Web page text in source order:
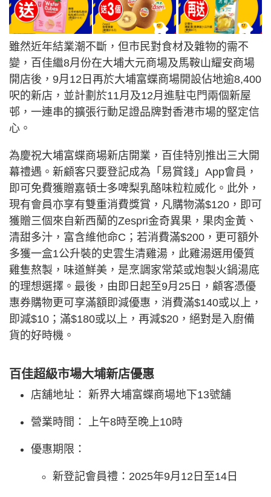
雖然近年結業潮不斷，但市民對食材及雜物的需不
變，百佳繼8月份在大埔大元商場及馬鞍山耀安商場
開店後，9月12日再於大埔富蝶商場開設佔地逾8,400
呎的新店，並計劃於11月及12月進駐屯門兩個新屋
邨，一連串的擴張行動足證品牌對香港市場的堅定信
心。
為慶祝大埔富蝶商場新店開業，百佳特別推出三大開
幕禮遇。新顧客只要登記成為「易賞錢」App會員，
即可免費獲贈嘉頓士多啤梨乳酪味粒粒威化。此外，
現有會員亦享有雙重消費獎賞，凡購物滿$120，即可
獲贈三個來自新西蘭的Zespri金奇異果，果肉金黃、
清甜多汁，富含維他命C；若消費滿$200，更可額外
多獲一盒1公升裝的史雲生清雞湯，此雞湯選用優質
雞隻熬製，味道鮮美，是烹調家常菜或炮製火鍋湯底
的理想選擇。最後，由即日起至9月25日，顧客憑優
惠券購物更可享滿額即減優惠，消費滿$140或以上，
即減$10；滿$180或以上，再減$20，絕對是入廚備
貨的好時機。
百佳超級市場大埔新店優惠
店舖地址： 新界大埔富蝶商場地下13號舖
營業時間： 上午8時至晚上10時
優惠期限：
新登記會員禮：2025年9月12日至14日